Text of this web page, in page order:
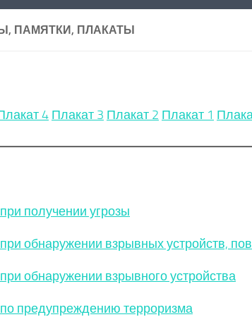
ПАМЯТКИ, ПЛАКАТЫ
4 Плакат 3 Плакат 2 Плакат 1
получении угрозы
обнаружении взрывных устройств,
обнаружении взрывного устройства
предупреждению терроризма